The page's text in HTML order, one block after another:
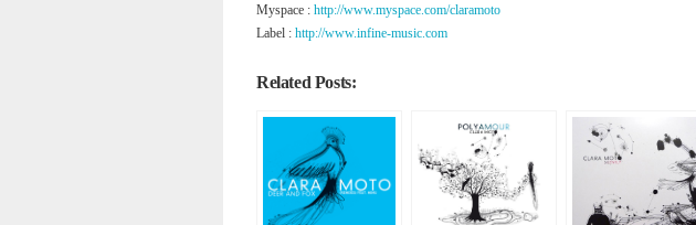
Myspace : http://www.myspace.com/claramoto
Label : http://www.infine-music.com
Related Posts: